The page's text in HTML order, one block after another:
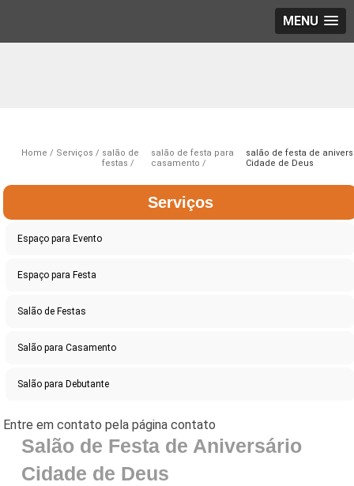
MENU
Home Serviços
salão de
festas
salão de festa para
casamento
salão de festa de
Cidade de Deus
Serviços
Espaço para Evento
Espaço para Festa
Salão de Festas
Salão para Casamento
Salão para Debutante
Salão de Festa de Aniversário
Cidade de Deus